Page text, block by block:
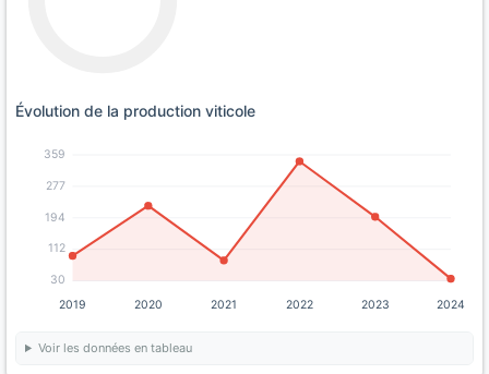
Évolution de la production viticole
30
112
194
277
359
2019 2020 2021 2022 2023 2024
Voir les données en tableau